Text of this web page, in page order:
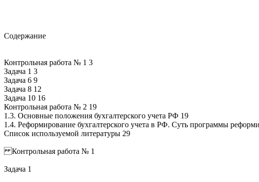
Содержание
Контрольная работа № 1 3
Задача 1 3
Задача 6 9
Задача 8 12
Задача 10 16
Контрольная работа № 2 19
1.3. Основные положения бухгалтерского учета РФ 19
1.4. Реформирование бухгалтерского учета в РФ. Суть программы
Список используемой литературы 29
Контрольная работа № 1
Задача 1